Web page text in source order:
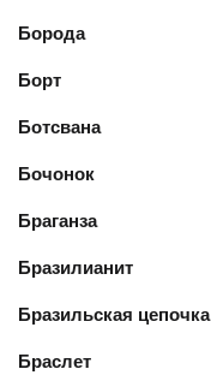
Борода
Борт
Ботсвана
Бочонок
Браганза
Бразилианит
Бразильская цепочка
Браслет